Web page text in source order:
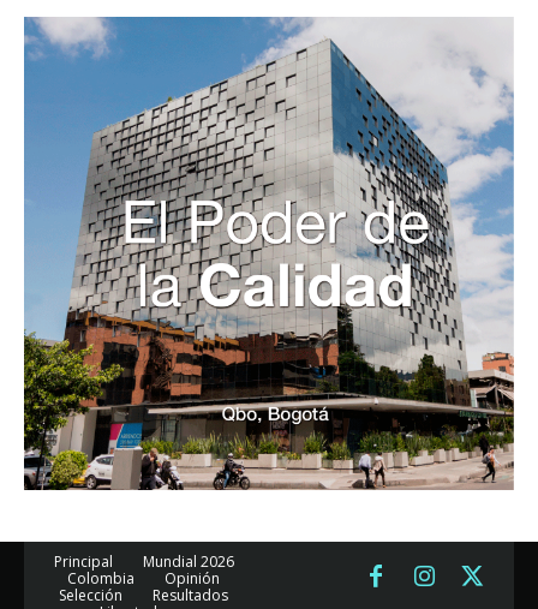
Principal
Mundial 2026
Colombia
Opinión
Selección
Resultados